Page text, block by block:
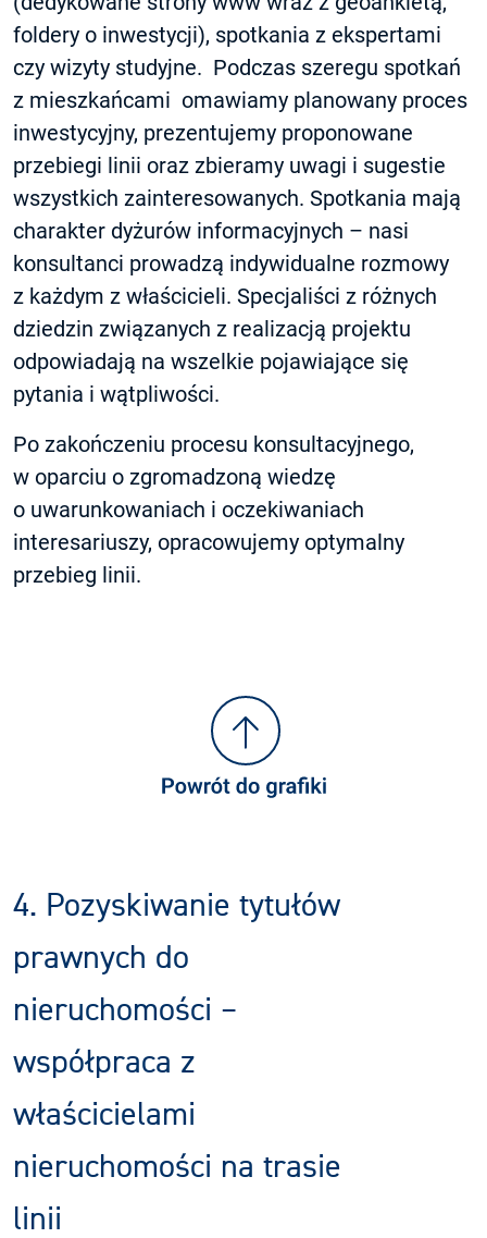
foldery o inwestycji), spotkania z ekspertami
czy wizyty studyjne. Podczas szeregu spotkań
z mieszkańcami omawiamy planowany proces
inwestycyjny, prezentujemy proponowane
przebiegi linii oraz zbieramy uwagi i sugestie
wszystkich zainteresowanych. Spotkania mają
charakter dyżurów informacyjnych – nasi
konsultanci prowadzą indywidualne rozmowy
z każdym z właścicieli. Specjaliści z różnych
dziedzin związanych z realizacją projektu
odpowiadają na wszelkie pojawiające się
pytania i wątpliwości.
Po zakończeniu procesu konsultacyjnego,
w oparciu o zgromadzoną wiedzę
o uwarunkowaniach i oczekiwaniach
interesariuszy, opracowujemy optymalny
przebieg linii.
4. Pozyskiwanie tytułów
prawnych do
nieruchomości –
współpraca z
właścicielami
nieruchomości na trasie
linii